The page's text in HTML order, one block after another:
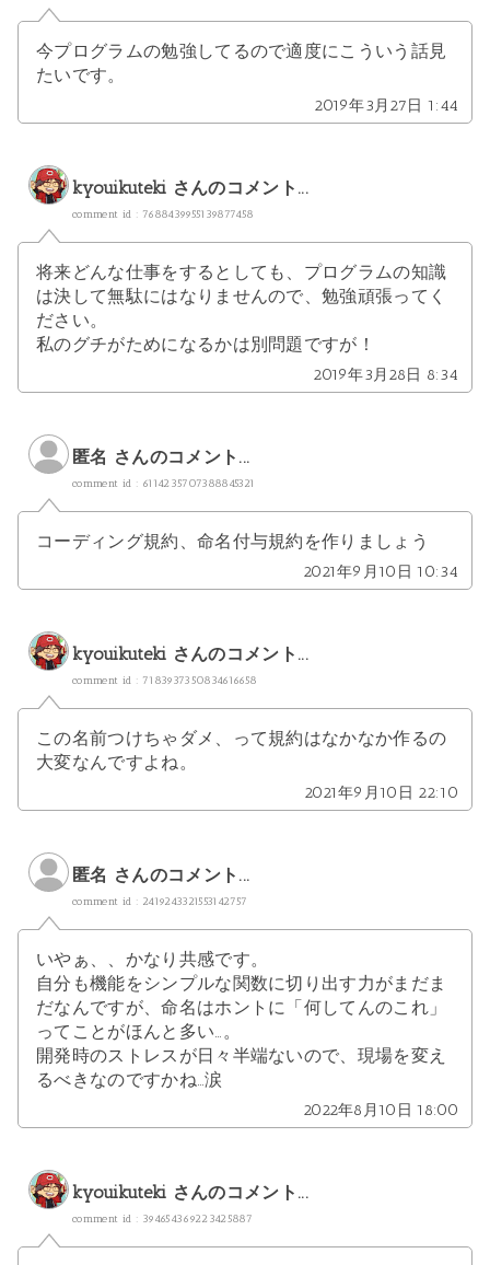
今プログラムの勉強してるので適度にこういう話見
たいです。
2019年3月27日 1:44
kyouikuteki さんのコメント...
comment id : 7688439955139877458
将来どんな仕事をするとしても、プログラムの知識
は決して無駄にはなりませんので、勉強頑張ってく
ださい。
私のグチがためになるかは別問題ですが！
2019年3月28日 8:34
匿名 さんのコメント...
comment id : 6114235707388845321
コーディング規約、命名付与規約を作りましょう
2021年9月10日 10:34
kyouikuteki さんのコメント...
comment id : 7183937350834616658
この名前つけちゃダメ、って規約はなかなか作るの
大変なんですよね。
2021年9月10日 22:10
匿名 さんのコメント...
comment id : 2419243321553142757
いやぁ、、かなり共感です。
自分も機能をシンプルな関数に切り出す力がまだま
だなんですが、命名はホントに「何してんのこれ」
ってことがほんと多い…。
開発時のストレスが日々半端ないので、現場を変え
るべきなのですかね…涙
2022年8月10日 18:00
kyouikuteki さんのコメント...
comment id : 394654369223425887